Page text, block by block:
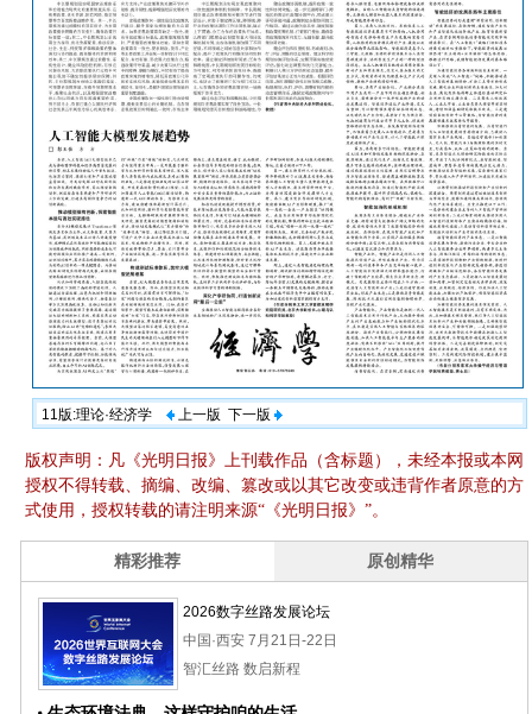
11版:理论·经济学 上一版 下一版
版权声明：凡《光明日报》上刊载作品（含标题），未经本报或本网
授权不得转载、摘编、改编、篡改或以其它改变或违背作者原意的方
式使用，授权转载的请注明来源“《光明日报》”。